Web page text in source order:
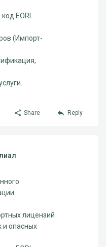
EORI.
(Импорт-
Share Reply
лицензий
и опасных